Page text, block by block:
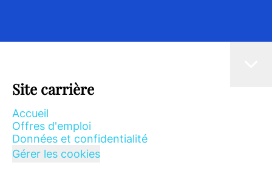
Site carrière
Accueil
Offres d'emploi
Données et confidentialité
Gérer les cookies